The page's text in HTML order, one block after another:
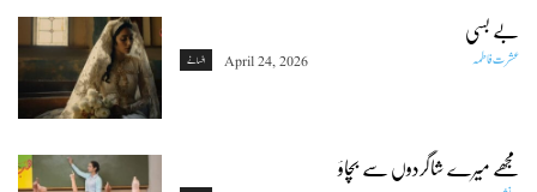
بے بسی
افسانے عشرت فاطمہ April 24, 2026
مجھے میرے شاگردوں سے بچاؤ